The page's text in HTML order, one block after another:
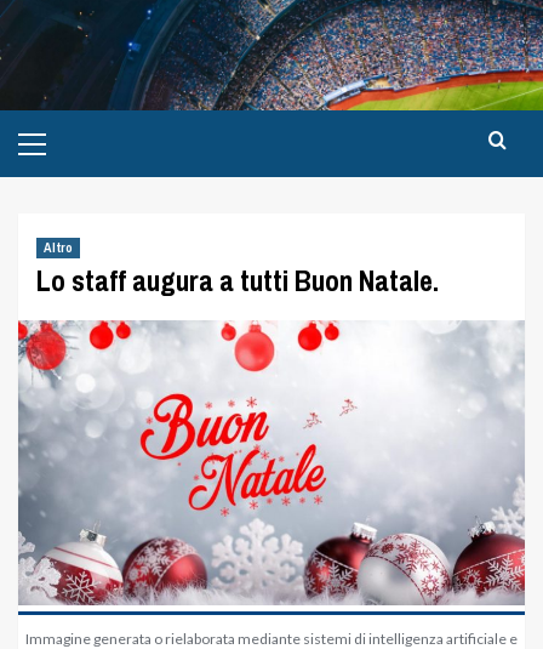
Altro
Lo staff augura a tutti Buon Natale.
Immagine generata o rielaborata mediante sistemi di intelligenza artificiale e